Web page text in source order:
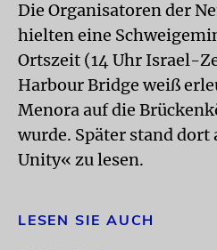
Die Organisatoren der
hielten eine
Ortszeit (14 Uhr Israel-
Harbour Bridge weiß
Menora auf die
wurde. Später stand dort
Unity« zu lesen.
LESEN SIE AUCH